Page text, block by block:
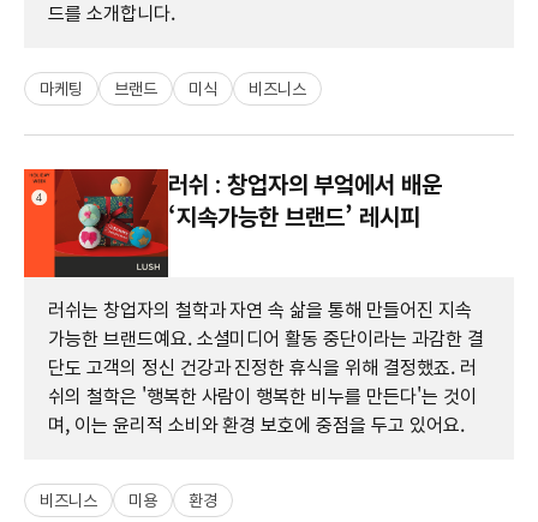
드를 소개합니다.
마케팅 브랜드 미식 비즈니스
러쉬 : 창업자의 부엌에서 배운
‘지속가능한 브랜드’ 레시피
러쉬는 창업자의 철학과 자연 속 삶을 통해 만들어진 지속
가능한 브랜드예요. 소셜미디어 활동 중단이라는 과감한 결
단도 고객의 정신 건강과 진정한 휴식을 위해 결정했죠. 러
쉬의 철학은 '행복한 사람이 행복한 비누를 만든다'는 것이
며, 이는 윤리적 소비와 환경 보호에 중점을 두고 있어요.
비즈니스 미용 환경